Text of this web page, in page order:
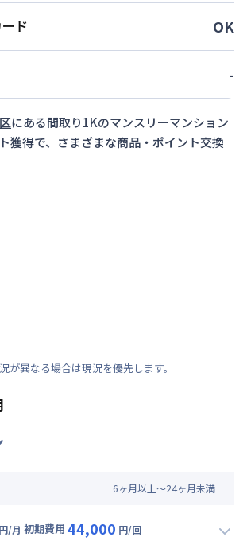
ド OK
-
にある間取り1Kのマンスリーマンション
獲得で、さまざまな商品・ポイント交換
が異なる場合は現況を優先します。
6ヶ月以上～24ヶ月未満
円/月 初期費用 44,000 円/回